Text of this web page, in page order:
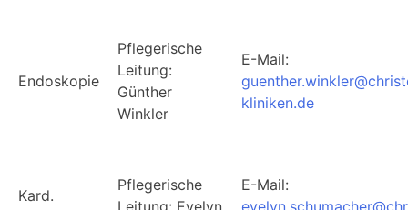
Endoskopie
Pflegerische
Leitung:
Günther
Winkler
E-Mail:
kliniken.de
Kard.
Pflegerische
E-Mail: